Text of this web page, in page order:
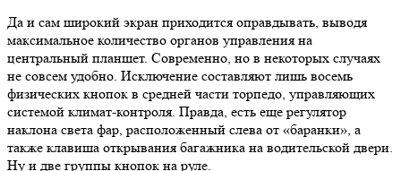
Да и сам широкий экран приходится оправдывать, выводя
максимальное количество органов управления на
центральный планшет. Современно, но в некоторых случаях
не совсем удобно. Исключение составляют лишь восемь
физических кнопок в средней части торпедо, управляющих
системой климат-контроля. Правда, есть еще регулятор
наклона света фар, расположенный слева от «баранки», а
также клавиша открывания багажника на водительской двери.
Ну и две группы кнопок на руле.